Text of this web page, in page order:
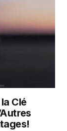
Clé